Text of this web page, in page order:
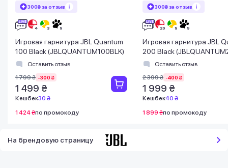
300₴ за отзыв
Игровая гарнитура JBL Quantum
100 Black (JBLQUANTUM100BLK)
Оставить отзыв
1 799 ₴ -300 ₴
1 499 ₴
Кешбек30 ₴
1 424 ₴по промокоду
300₴ за отзыв
Игровая гарнитура JBL
200 Black
Оставить отзыв
2 399 ₴ -400 ₴
1 999 ₴
Кешбек40 ₴
1 899 ₴по промокоду
На брендовую страницу